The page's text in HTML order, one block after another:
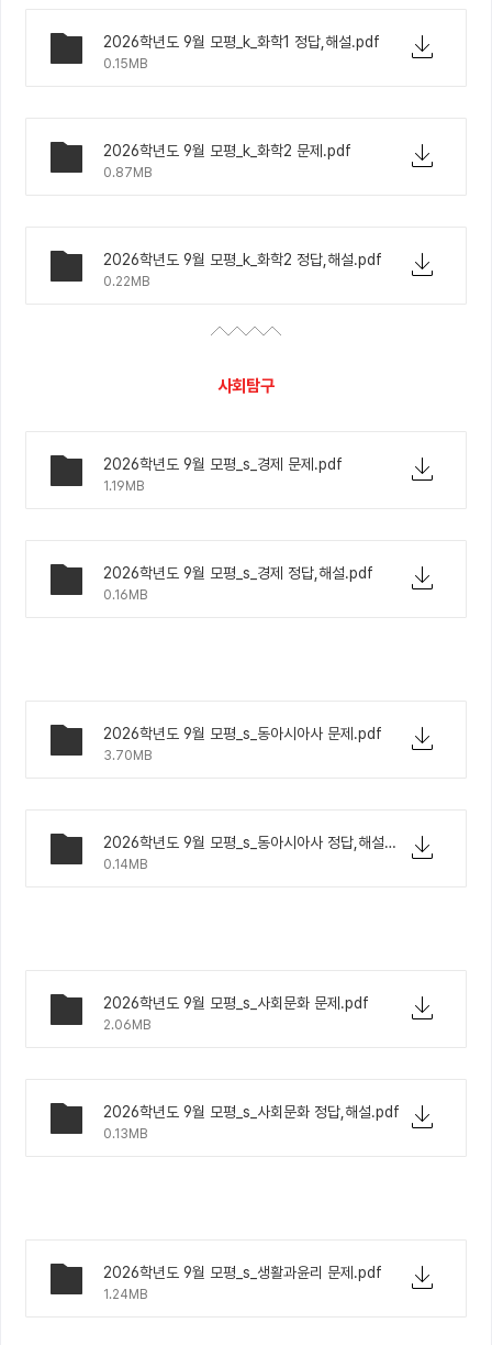
2026학년도 9월 모평_k_화학1 정답,해설.pdf
0.15MB
2026학년도 9월 모평_k_화학2 문제.pdf
0.87MB
2026학년도 9월 모평_k_화학2 정답,해설.pdf
0.22MB
사회탐구
2026학년도 9월 모평_s_경제 문제.pdf
1.19MB
2026학년도 9월 모평_s_경제 정답,해설.pdf
0.16MB
2026학년도 9월 모평_s_동아시아사 문제.pdf
3.70MB
2026학년도 9월 모평_s_동아시아사 정답,해설.pdf
0.14MB
2026학년도 9월 모평_s_사회문화 문제.pdf
2.06MB
2026학년도 9월 모평_s_사회문화 정답,해설.pdf
0.13MB
2026학년도 9월 모평_s_생활과윤리 문제.pdf
1.24MB